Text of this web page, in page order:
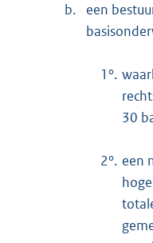
b.
een
1°.
30
2°. een